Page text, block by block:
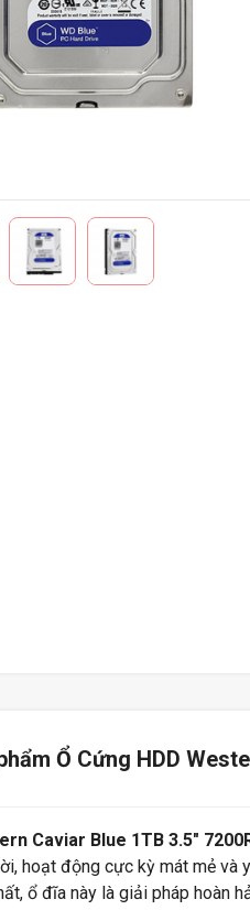
Ổ Cứng HDD
Caviar Blue 1TB 3.5"
hoạt động cực kỳ mát mẻ
ổ đĩa này là giải pháp hoàn